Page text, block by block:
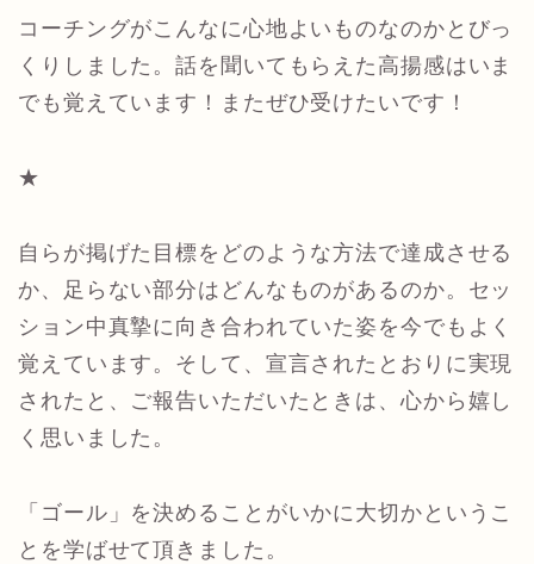
コーチングがこんなに心地よいものなのかとびっ
くりしました。話を聞いてもらえた高揚感はいま
でも覚えています！またぜひ受けたいです！
★
自らが掲げた目標をどのような方法で達成させる
か、足らない部分はどんなものがあるのか。セッ
ション中真摯に向き合われていた姿を今でもよく
覚えています。そして、宣言されたとおりに実現
されたと、ご報告いただいたときは、心から嬉し
く思いました。
「ゴール」を決めることがいかに大切かというこ
とを学ばせて頂きました。